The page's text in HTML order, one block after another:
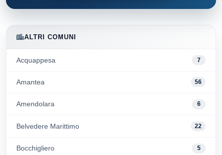
ALTRI COMUNI
Acquappesa 7
Amantea 56
Amendolara 6
Belvedere Marittimo 22
Bocchigliero 5